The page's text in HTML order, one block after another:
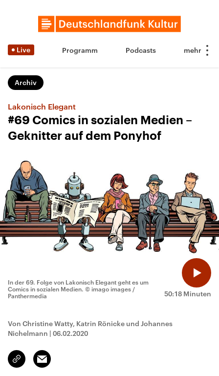
Live Programm Podcasts
Archiv
Lakonisch Elegant
#69 Comics in sozialen Medien –
Geknitter auf dem Ponyhof
50:18 Minuten
In der 69. Folge von Lakonisch Elegant geht es um
Comics in sozialen Medien. © imago images /
Panthermedia
Von Christine Watty, Katrin Rönicke und Johannes
Nichelmann | 06.02.2020
Link
kopieren/teilen
Email